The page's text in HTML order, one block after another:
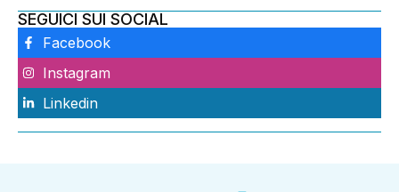
SEGUICI SUI SOCIAL
Facebook
Instagram
Linkedin